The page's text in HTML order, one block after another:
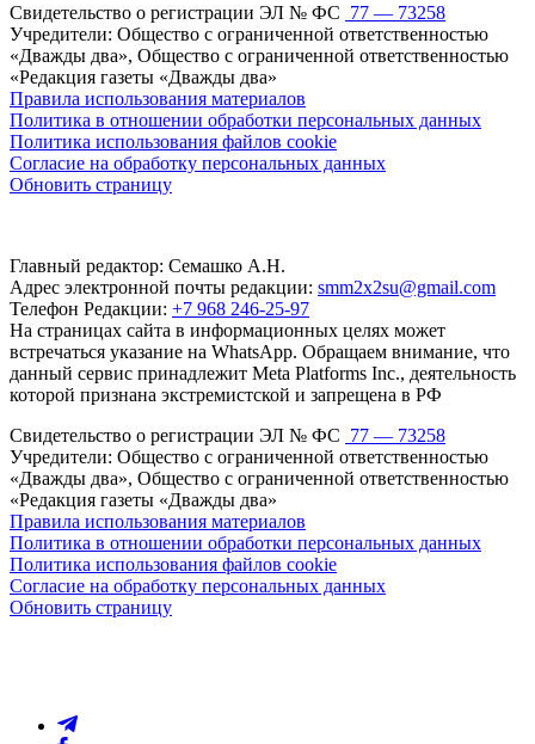
Свидетельство о регистрации ЭЛ № ФС 77 — 73258
Учредители: Общество с ограниченной ответственностью
«Дважды два», Общество с ограниченной ответственностью
«Редакция газеты «Дважды два»
Правила использования материалов
Политика в отношении обработки персональных данных
Политика использования файлов cookie
Согласие на обработку персональных данных
Обновить страницу
Главный редактор: Семашко А.Н.
Адрес электронной почты редакции: smm2x2su@gmail.com
Телефон Редакции: +7 968 246-25-97
На страницах сайта в информационных целях может
встречаться указание на WhatsApp. Обращаем внимание, что
данный сервис принадлежит Meta Platforms Inc., деятельность
которой признана экстремистской и запрещена в РФ
Свидетельство о регистрации ЭЛ № ФС 77 — 73258
Учредители: Общество с ограниченной ответственностью
«Дважды два», Общество с ограниченной ответственностью
«Редакция газеты «Дважды два»
Правила использования материалов
Политика в отношении обработки персональных данных
Политика использования файлов cookie
Согласие на обработку персональных данных
Обновить страницу